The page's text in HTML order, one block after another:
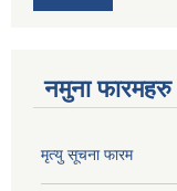
नमुना फारमहरु
मृत्यु सूचना फारम